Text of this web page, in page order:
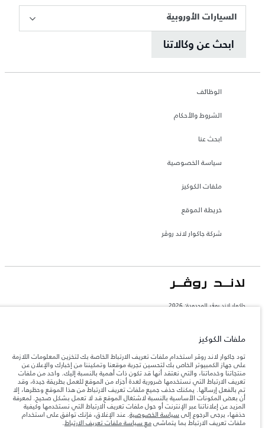
السيارات الأوروبية
ابحث عن وكالاتنا
الوظائف
الشروط والأحكام
ابحث عنا
سياسة الخصوصية
ملفات الكوكيز
خريطة الموقع
شركة جاكوار لاند روڤر
جاكوار لاند روڨر المحدودة: 2026
تعكس الأوزان المذكورة مواصفات السيارة القياسية. سوف تؤثر الإكسسوارات وغيرها من
العناصر المثبتة بعد نقطة التصنيع في الحمولة. تأكد من عدم تجاوز الوزن الإجمالي للسيارة
والحمولة.
المعلومات والمواصفات والأسعار والألوان المذكورة على هذا الموقع قد تختلف من بلد إلى
آخر، كما أنّها قد تتغير بدون إشعار مسبق. الرجاء التواصل مع وكيلنا المحلي للتأكد من توفّرها
والتحقق من الأسعار.
ملاحظة مهمة حول الصور والمواصفات. إن النقص العالمي في أشباه الموصلات يؤثر حاليًا
في مواصفات تصميم السيارات وتوفر الخيارات وتوقيتات التصاميم. هذا ظرف ديناميكي
ملفات الكوكيز
تود جاكوار لاند روڤر استخدام ملفات تعريف الارتباط الخاصة بك لتخزين المعلومات اللازمة
على جهاز الكمبيوتر الخاص بك لتحسين تجربة موقعنا وتمكيننا من إخبارك والإعلان عن
منتجاتنا وخدماتنا، والتي نعتقد أنها قد تكون ذات أهمية بالنسبة إليك. واحد من ملفات
تعريف الارتباط التي نستخدمها ضرورية لعدة أجزاء من الموقع للعمل بطريقة جيدة، وقد
تم بالفعل إرسالها. يمكنك حذف جميع ملفات تعريف الارتباط من هذا الموقع وحظرها، إلا
أن بعض المكونات الأساسية بالنسبة لاشتغال الموقع قد لا تعمل بشكل صحيح. لمعرفة
المزيد عن إعلاناتنا عبر الإنترنت أو حول ملفات تعريف الارتباط التي نستخدمها وكيفية
حذفها، يرجى الرجوع إلى سياسة الخصوصية. عند الإغلاق، فإنك توافق على استخدام
ملفات تعريف الارتباط بما يتماشىمع سياسة ملفات تعريف الارتباط.